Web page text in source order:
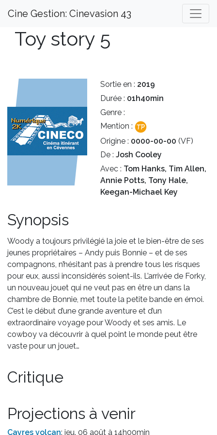
Cine Gestion: Cinevasion 43
Toy story 5
Sortie en : 2019
Durée : 01h40min
Genre :
Mention :
Origine : 0000-00-00 (VF)
De : Josh Cooley
Avec : Tom Hanks, Tim Allen,
Annie Potts, Tony Hale,
Keegan-Michael Key
Synopsis
Woody a toujours privilégié la joie et le bien-être de ses
jeunes propriétaires – Andy puis Bonnie – et de ses
compagnons, n’hésitant pas à prendre tous les risques
pour eux, aussi inconsidérés soient-ils. L’arrivée de Forky,
un nouveau jouet qui ne veut pas en être un dans la
chambre de Bonnie, met toute la petite bande en émoi.
C’est le début d’une grande aventure et d’un
extraordinaire voyage pour Woody et ses amis. Le
cowboy va découvrir à quel point le monde peut être
vaste pour un jouet…
Critique
Projections à venir
Cayres volcan: jeu. 06 août à 14h00min